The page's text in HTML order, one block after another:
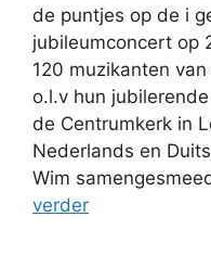
de puntjes op de i
jubileumconcert op
120 muzikanten
o.l.v hun
de Centrumkerk in
Nederlands en
Wim
verder